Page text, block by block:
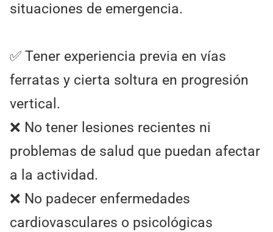
situaciones de emergencia.
✅ Tener experiencia previa en vías
ferratas y cierta soltura en progresión
vertical.
❌ No tener lesiones recientes ni
problemas de salud que puedan afectar
a la actividad.
❌ No padecer enfermedades
cardiovasculares o psicológicas